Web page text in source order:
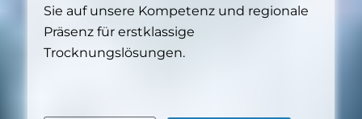
Sie auf unsere Kompetenz und regionale
Präsenz für erstklassige
Trocknungslösungen.